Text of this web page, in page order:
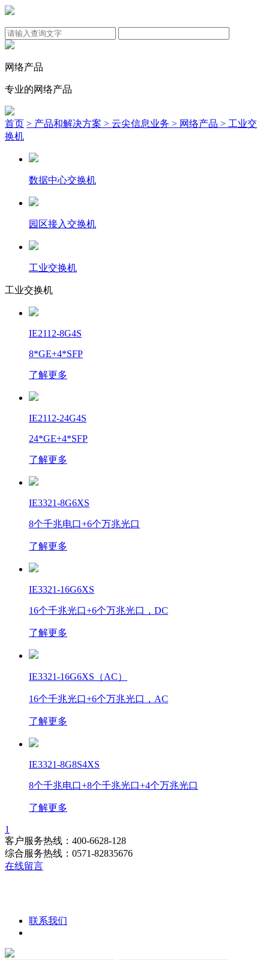
网络产品
专业的网络产品
首页 > 产品和解决方案 > 云尖信息业务 > 网络产品 > 工业交
换机
数据中心交换机
园区接入交换机
工业交换机
工业交换机
IE2112-8G4S
8*GE+4*SFP
了解更多
IE2112-24G4S
24*GE+4*SFP
了解更多
IE3321-8G6XS
8个千兆电口+6个万兆光口
了解更多
IE3321-16G6XS
16个千兆光口+6个万兆光口，DC
了解更多
IE3321-16G6XS（AC）
16个千兆光口+6个万兆光口，AC
了解更多
IE3321-8G8S4XS
8个千兆电口+8个千兆光口+4个万兆光口
了解更多
1
客户服务热线：400-6628-128
综合服务热线：0571-82835676
在线留言
联系我们